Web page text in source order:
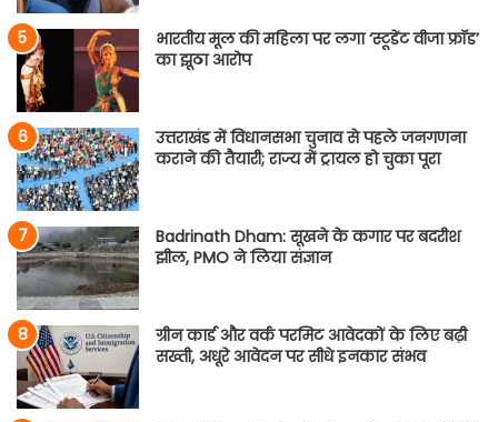
भारतीय मूल की महिला पर लगा ‘स्टूडेंट वीजा फ्रॉड’
का झूठा आरोप
उत्तराखंड में विधानसभा चुनाव से पहले जनगणना
कराने की तैयारी; राज्य में ट्रायल हो चुका पूरा
Badrinath Dham: सूखने के कगार पर बदरीश
झील, PMO ने लिया संज्ञान
ग्रीन कार्ड और वर्क परमिट आवेदकों के लिए बढ़ी
सख्ती, अधूरे आवेदन पर सीधे इनकार संभव